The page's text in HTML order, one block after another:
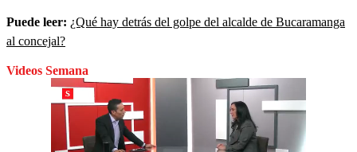
Puede leer: ¿Qué hay detrás del golpe del alcalde de Bucaramanga
al concejal?
Videos Semana